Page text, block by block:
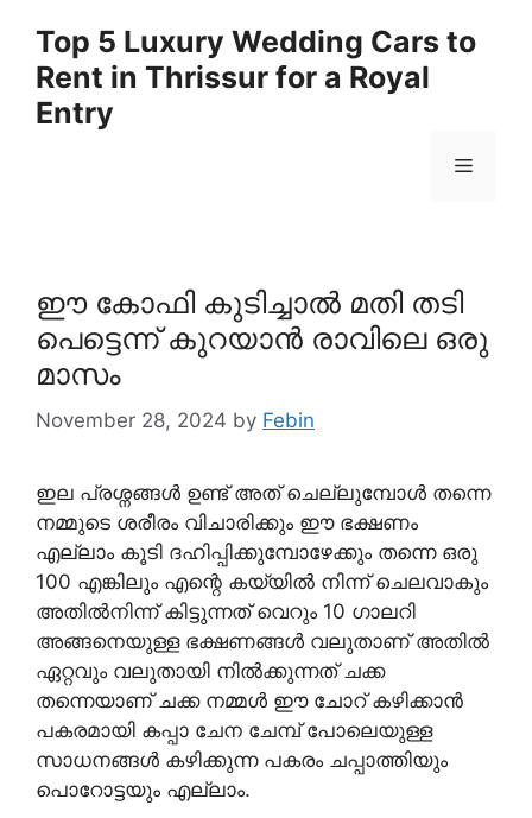
content
Top 5 Luxury Wedding Cars to
Rent in Thrissur for a Royal
Entry
Menu
ഈ കോഫി കുടിച്ചാൽ മതി തടി
പെട്ടെന്ന് കുറയാൻ രാവിലെ ഒരു
മാസം
November 28, 2024 by Febin
ഇല പ്രശ്നങ്ങൾ ഉണ്ട് അത് ചെല്ലുമ്പോൾ തന്നെ
നമ്മുടെ ശരീരം വിചാരിക്കും ഈ ഭക്ഷണം
എല്ലാം കൂടി ദഹിപ്പിക്കുമ്പോഴേക്കും തന്നെ ഒരു
100 എങ്കിലും എന്റെ കയ്യിൽ നിന്ന് ചെലവാകും
അതിൽനിന്ന് കിട്ടുന്നത് വെറും 10 ഗാലറി
അങ്ങനെയുള്ള ഭക്ഷണങ്ങൾ വലുതാണ് അതിൽ
ഏറ്റവും വലുതായി നിൽക്കുന്നത് ചക്ക
തന്നെയാണ് ചക്ക നമ്മൾ ഈ ചോറ് കഴിക്കാൻ
പകരമായി കപ്പാ ചേന ചേമ്പ് പോലെയുള്ള
സാധനങ്ങൾ കഴിക്കുന്ന പകരം ചപ്പാത്തിയും
പൊറോട്ടയും എല്ലാം.